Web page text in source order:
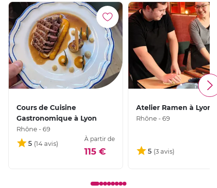
Cours de Cuisine
Gastronomique à Lyon
Rhône - 69
5
À partir de
115 €
Atelier Ramen à Lyon
Rhône - 69
5